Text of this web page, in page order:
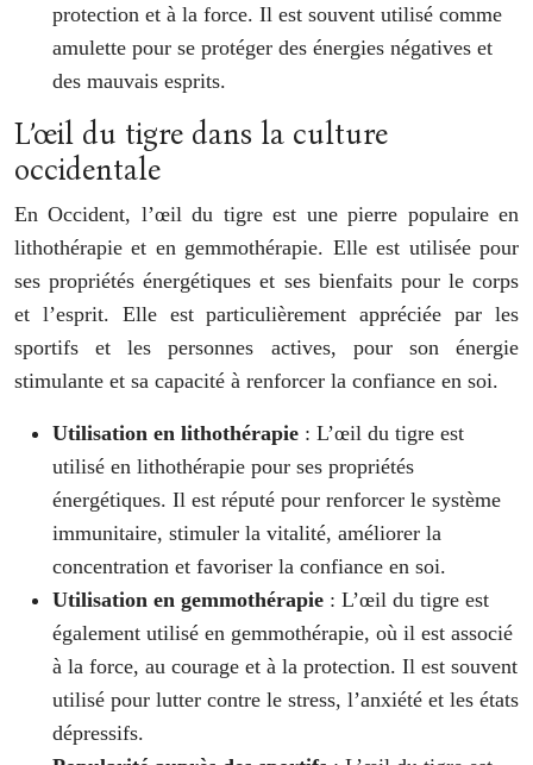
protection et à la force. Il est souvent utilisé comme
amulette pour se protéger des énergies négatives et
des mauvais esprits.
L’œil du tigre dans la culture
occidentale
En Occident, l’œil du tigre est une pierre populaire en
lithothérapie et en gemmothérapie. Elle est utilisée pour
ses propriétés énergétiques et ses bienfaits pour le corps
et l’esprit. Elle est particulièrement appréciée par les
sportifs et les personnes actives, pour son énergie
stimulante et sa capacité à renforcer la confiance en soi.
Utilisation en lithothérapie : L’œil du tigre est
utilisé en lithothérapie pour ses propriétés
énergétiques. Il est réputé pour renforcer le système
immunitaire, stimuler la vitalité, améliorer la
concentration et favoriser la confiance en soi.
Utilisation en gemmothérapie : L’œil du tigre est
également utilisé en gemmothérapie, où il est associé
à la force, au courage et à la protection. Il est souvent
utilisé pour lutter contre le stress, l’anxiété et les états
dépressifs.